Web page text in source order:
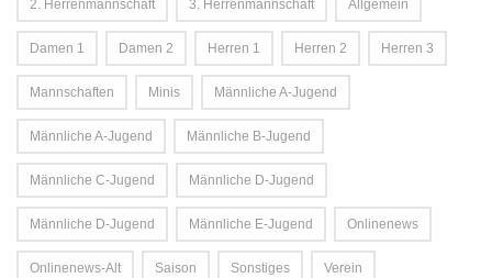
2. Herrenmannschaft 3. Herrenmannschaft Allgemein
Damen 1 Damen 2 Herren 1 Herren 2 Herren 3
Mannschaften Minis Männliche A-Jugend
Männliche A-Jugend Männliche B-Jugend
Männliche C-Jugend Männliche D-Jugend
Männliche D-Jugend Männliche E-Jugend Onlinenews
Onlinenews-Alt Saison Sonstiges Verein